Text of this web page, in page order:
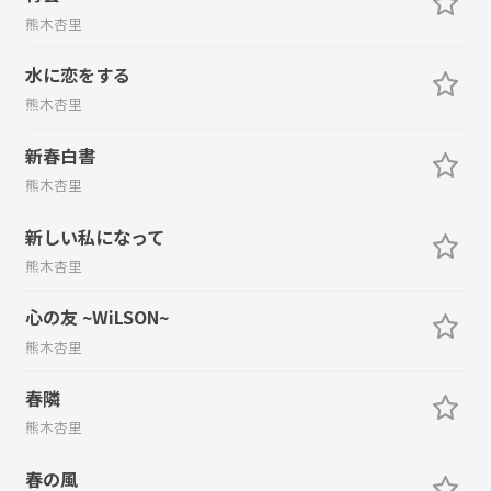
熊木杏里
水に恋をする
熊木杏里
新春白書
熊木杏里
新しい私になって
熊木杏里
心の友 ~WiLSON~
熊木杏里
春隣
熊木杏里
春の風